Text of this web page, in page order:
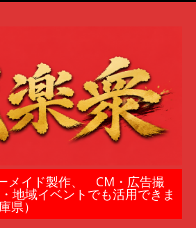
メイド製作、 CM・広告撮
地域イベントでも活用できま
県）